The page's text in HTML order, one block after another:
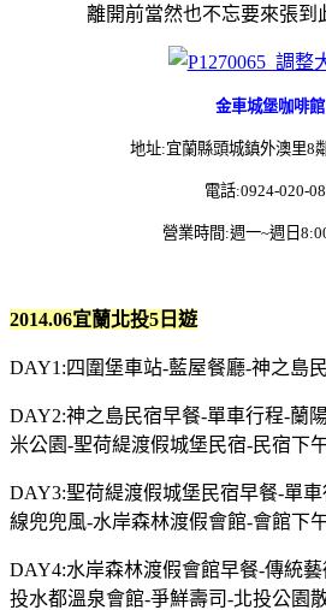
離開前當然也不忘要來張到
金車城堡咖啡館
地址:宜蘭縣頭城鎮外澳里8
電話:0924-020-
營業時間:週一~週日
2014.06宜蘭北投5日遊
DAY1:四圍堡車站-藍屋餐廳-神之島
DAY2:神之島民宿早餐-單車行程-蘭
米公園-聖荷緹渡假城堡民宿-民宿下
DAY3:聖荷緹渡假城堡民宿早餐-單
線兜兜風-水岸森林渡假會館-會館下
DAY4:水岸森林渡假會館早餐-傳統
投水都溫泉會館-爭鮮壽司-北投公園